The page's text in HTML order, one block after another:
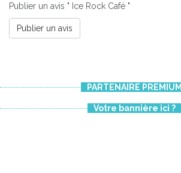
Publier un avis " Ice Rock Café "
Publier un avis
PARTENAIRE PREMIUM
Votre bannière ici ?